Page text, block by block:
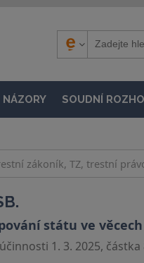
NÁZORY SOUDNÍ
státu ve
1. 3. 2025, částka